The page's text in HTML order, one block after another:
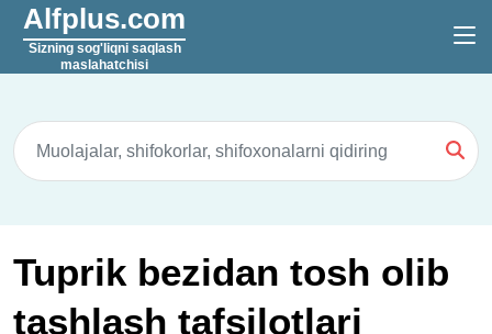
Alfplus.com
Sizning sog'liqni saqlash
maslahatchisi
Tuprik bezidan tosh olib
tashlash tafsilotlari